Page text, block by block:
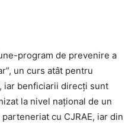
program de prevenire a
un curs atât pentru
iar benficiarii direcți sunt
la nivel național de un
cu CJRAE, iar din